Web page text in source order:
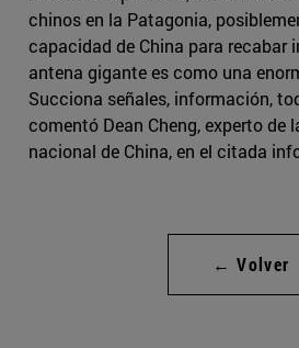
chinos en la Patagonia,
capacidad de China para recabar
antena gigante es como una
Succiona señales, información,
comentó Dean Cheng, experto de
nacional de China, en el citada
← Volver